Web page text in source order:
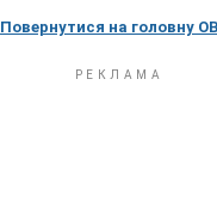
Повернутися на головну